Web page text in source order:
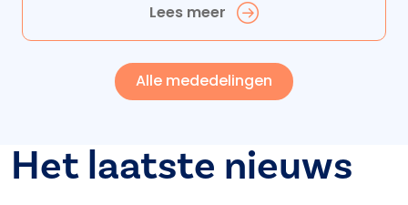
Lees meer
Alle mededelingen
Het laatste nieuws